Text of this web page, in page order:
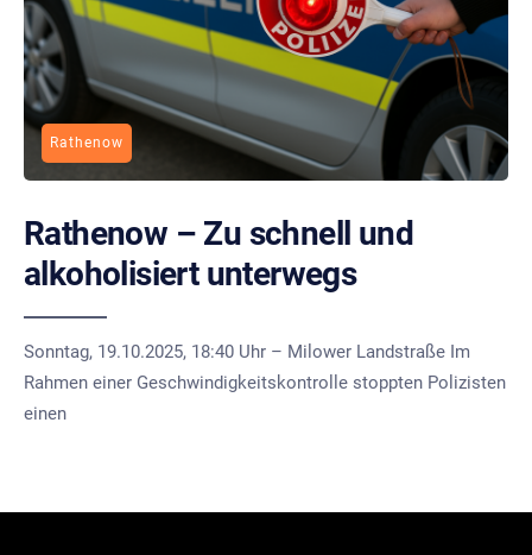
Rathenow
Rathenow – Zu schnell und
alkoholisiert unterwegs
Sonntag, 19.10.2025, 18:40 Uhr – Milower Landstraße Im
Rahmen einer Geschwindigkeitskontrolle stoppten Polizisten
einen